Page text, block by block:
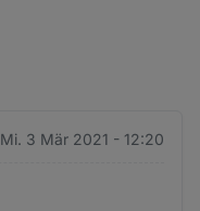
Mi. 3 Mär 2021 - 12:20